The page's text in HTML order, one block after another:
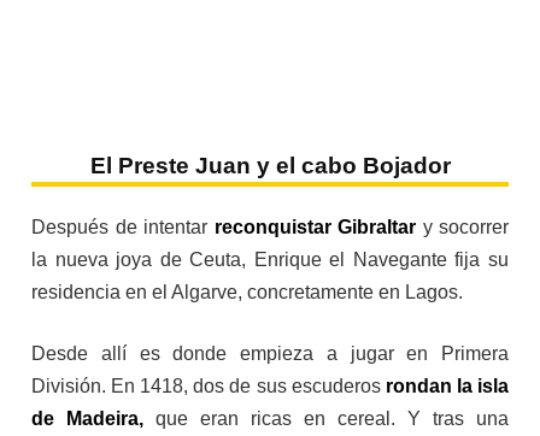
El Preste Juan y el cabo Bojador
Después de intentar reconquistar Gibraltar y socorrer
la nueva joya de Ceuta, Enrique el Navegante fija su
residencia en el Algarve, concretamente en Lagos.
Desde allí es donde empieza a jugar en Primera
División. En 1418, dos de sus escuderos rondan la isla
de Madeira, que eran ricas en cereal. Y tras una